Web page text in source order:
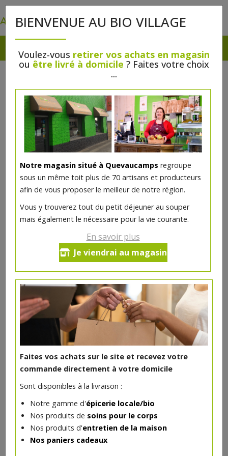
BIENVENUE AU BIO VILLAGE
Voulez-vous retirer vos achats en magasin
ou être livré à domicile ? Faites votre choix
...
Notre magasin situé à Quevaucamps regroupe
sous un même toit plus de 70 artisans et producteurs
afin de vous proposer le meilleur de notre région.
Vous y trouverez tout du petit déjeuner au souper
mais également le nécessaire pour la vie courante.
En savoir plus
Je viendrai au magasin
Faites vos achats sur le site et recevez votre
commande directement à votre domicile
Sont disponibles à la livraison :
Notre gamme d'épicerie locale/bio
Nos produits de soins pour le corps
Nos produits d'entretien de la maison
Nos paniers cadeaux
PANIERS CADEAUX
Panier de produits locaux
Panier apéro
Panier sucré
Cadeaux